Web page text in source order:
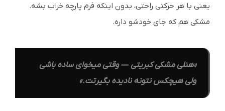
یعنی با هر حرکتی راحتی، بدون اینکه فرم پارچه خراب بشه.
مشکی هم که جای خودشو داره.
«هنلی مشکی کبریتی — وقتی میخوای ساده باشی
ولی هیچکس نتونه نادیده بگیرتت.»